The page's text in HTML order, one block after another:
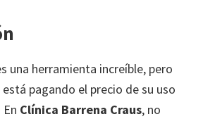
una herramienta increíble, pero
pagando el precio de su uso
Clínica Barrena Craus, no